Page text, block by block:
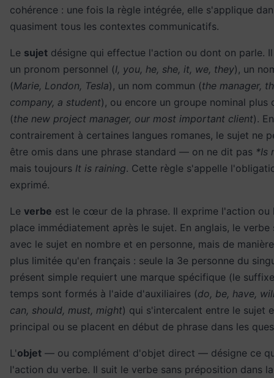
cohérence : une fois la règle intégrée, elle s'applique
quasiment tous les contextes communicatifs.
Le sujet désigne qui effectue l'action ou dont on parle.
un pronom personnel (I, you, he, she, it, we, they), un
(Marie, London, Tesla), un nom commun (the manager,
company, a student), ou encore un groupe nominal plus
(the new project manager, our most important client).
contrairement à certaines langues romanes, le sujet ne
être omis dans une phrase standard — on ne dit pas *Is
mais toujours It is raining. Cette règle s'appelle
exprimé.
Le verbe est le cœur de la phrase. Il exprime l'action ou
place immédiatement après le sujet. En anglais, le verbe
avec le sujet en nombre et en personne, mais de
plus limitée qu'en français : seule la 3e personne du
présent simple requiert une marque spécifique (le
temps sont formés à l'aide d'auxiliaires (do, be, have,
can, should, must, might) qui s'intercalent entre le sujet
principal ou se placent en début de phrase dans les
L'objet — ou complément d'objet direct — désigne ce
l'action du verbe. Il suit le verbe sans préposition dans